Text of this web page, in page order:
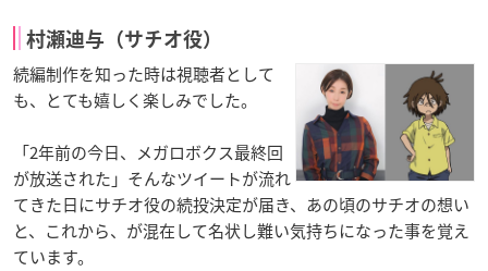
村瀬迪与（サチオ役）
続編制作を知った時は視聴者として
も、とても嬉しく楽しみでした。
「2年前の今日、メガロボクス最終回
が放送された」そんなツイートが流れ
てきた日にサチオ役の続投決定が届き、あの頃のサチオの想い
と、これから、が混在して名状し難い気持ちになった事を覚え
ています。